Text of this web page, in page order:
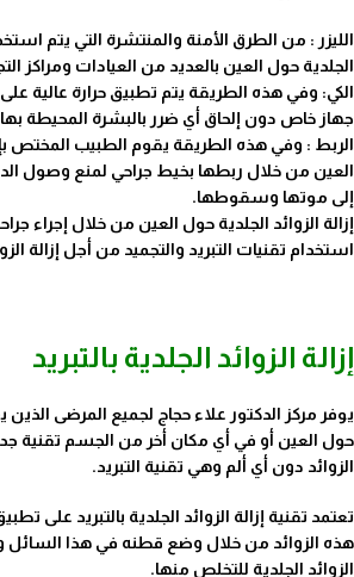
الليزر : من الطرق الأمنة والمنتشرة التي يتم
الجلدية حول العين بالعديد من العيادات ومراكز
الكي: وفي هذه الطريقة يتم تطبيق حرارة عالية على
جهاز خاص دون إلحاق أي ضرر بالبشرة المحيطة
الربط : وفي هذه الطريقة يقوم الطبيب المختص
العين من خلال ربطها بخيط جراحي لمنع وصول
إلى موتها وسقوطها.
إزالة الزوائد الجلدية حول العين من خلال إجراء
استخدام تقنيات التبريد والتجميد من أجل إزالة
إزالة الزوائد الجلدية بالتبريد
يوفر مركز الدكتور علاء حجاج لجميع المرضى الذين
حول العين أو في أي مكان أخر من الجسم تقنية
الزوائد دون أي ألم وهي تقنية التبريد.
تعتمد تقنية إزالة الزوائد الجلدية بالتبريد على
هذه الزوائد من خلال وضع قطنه في هذا
الزوائد الجلدية للتخلص منها.